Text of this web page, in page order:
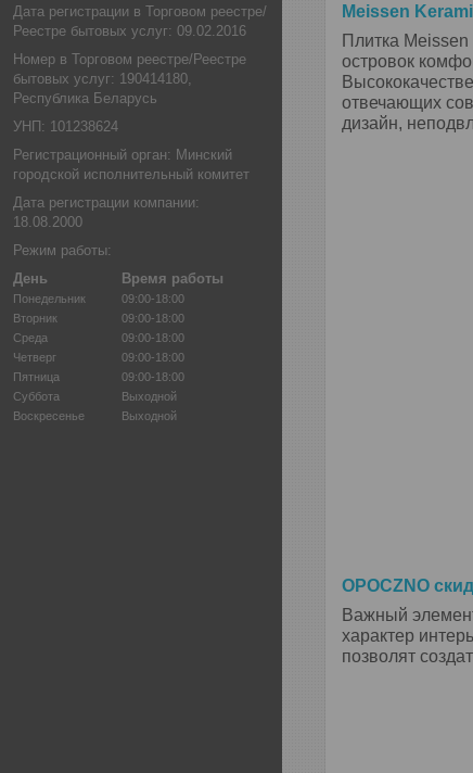
Дата регистрации в Торговом реестре/
Реестре бытовых услуг: 09.02.2016
Номер в Торговом реестре/Реестре
бытовых услуг: 190414180,
Республика Беларусь
УНП: 101238624
Регистрационный орган: Минский
городской исполнительный комитет
Дата регистрации компании:
18.08.2000
Режим работы:
День
Время работы
Понедельник
09:00-18:00
Вторник
09:00-18:00
Среда
09:00-18:00
Четверг
09:00-18:00
Пятница
09:00-18:00
Суббота
Выходной
Воскресенье
Выходной
Meissen
Плитка
островок
отвечающих
дизайн,
OPOCZNO
Важный
характер
позволят